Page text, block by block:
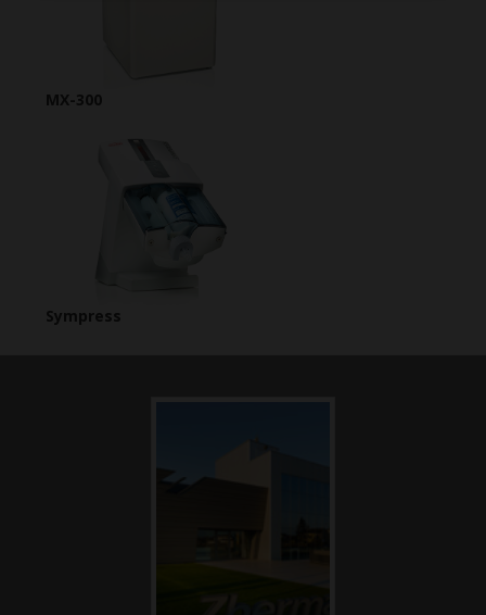
MX-300
Sympress